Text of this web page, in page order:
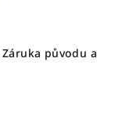
původu a